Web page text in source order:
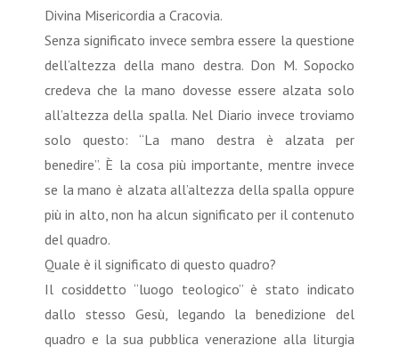
Divina Misericordia a Cracovia.
Senza significato invece sembra essere la questione
dell’altezza della mano destra. Don M. Sopocko
credeva che la mano dovesse essere alzata solo
all’altezza della spalla. Nel Diario invece troviamo
solo questo: “La mano destra è alzata per
benedire”. È la cosa più importante, mentre invece
se la mano è alzata all’altezza della spalla oppure
più in alto, non ha alcun significato per il contenuto
del quadro.
Quale è il significato di questo quadro?
Il cosiddetto “luogo teologico” è stato indicato
dallo stesso Gesù, legando la benedizione del
quadro e la sua pubblica venerazione alla liturgia